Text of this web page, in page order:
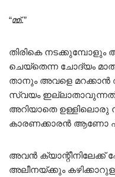
“മ്മ്.”
തിരികെ
ചെയ്‌തെന്ന ചോദ്യം
താനും അവളെ
സ്വയം
അറിയാതെ ഉള്ളിലൊരു
കാരണക്കാരൻ ആണോ
അവൻ
അലീനയ്ക്കും